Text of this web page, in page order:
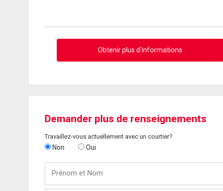
Obtenir plus d'informations
Demander plus de renseignements
Travaillez-vous actuellement avec un courtier?
Non Oui
Nom